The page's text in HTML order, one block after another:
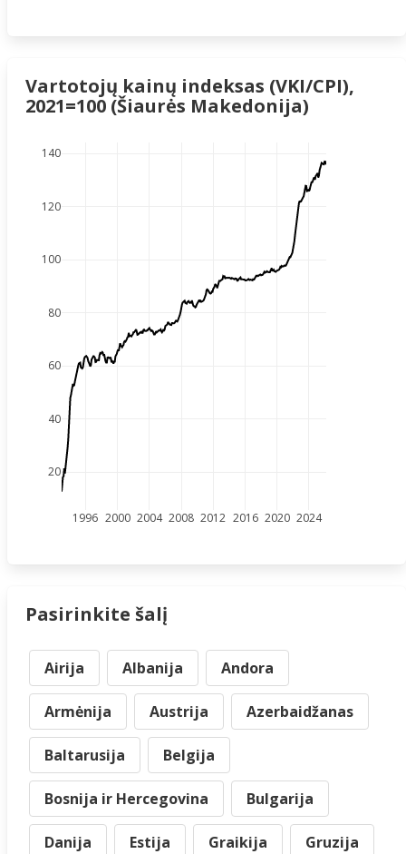
Vartotojų kainų indeksas (VKI/CPI),
2021=100 (Šiaurės Makedonija)
1996 2000 2004 2008 2012 2016 2020 2024
20
40
60
80
100
120
140
Pasirinkite šalį
Airija Albanija Andora
Armėnija Austrija Azerbaidžanas
Baltarusija Belgija
Bosnija ir Hercegovina Bulgarija
Danija Estija Graikija Gruzija